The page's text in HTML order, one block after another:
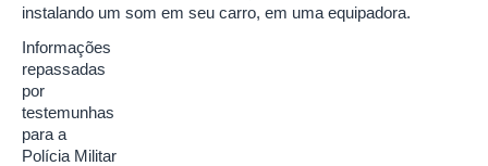
instalando um som em seu carro, em uma equipadora.
Informações
repassadas
por
testemunhas
para a
Polícia Militar